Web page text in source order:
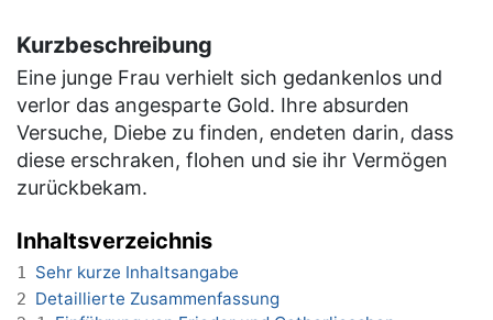
Kurzbeschreibung
Eine junge Frau verhielt sich gedankenlos und
verlor das angesparte Gold. Ihre absurden
Versuche, Diebe zu finden, endeten darin, dass
diese erschraken, flohen und sie ihr Vermögen
zurückbekam.
Inhaltsverzeichnis
1 Sehr kurze Inhaltsangabe
2 Detaillierte Zusammenfassung